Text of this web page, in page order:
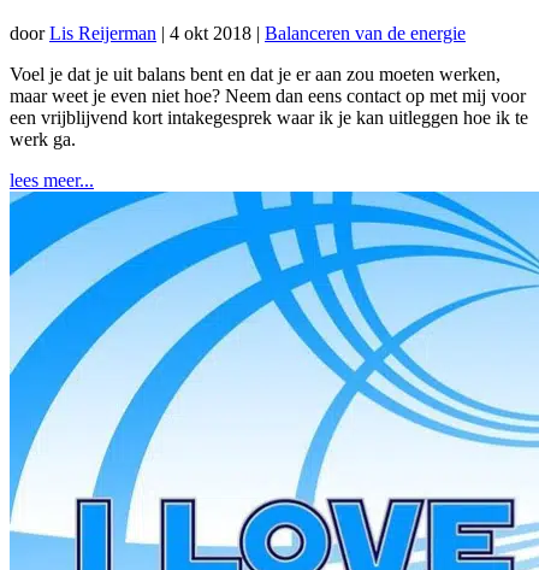
doorLis Reijerman | 4 okt 2018 | Balanceren van de energie
Voel je dat je uit balans bent en dat je er aan zou moeten werken,
maar weet je even niet hoe? Neem dan eens contact op met mij voor
een vrijblijvend kort intakegesprek waar ik je kan uitleggen hoe ik te
werk ga.
lees meer...